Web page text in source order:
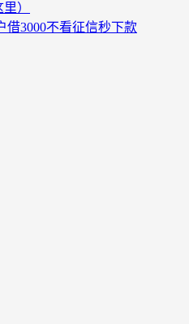
）
借3000不看征信秒下款